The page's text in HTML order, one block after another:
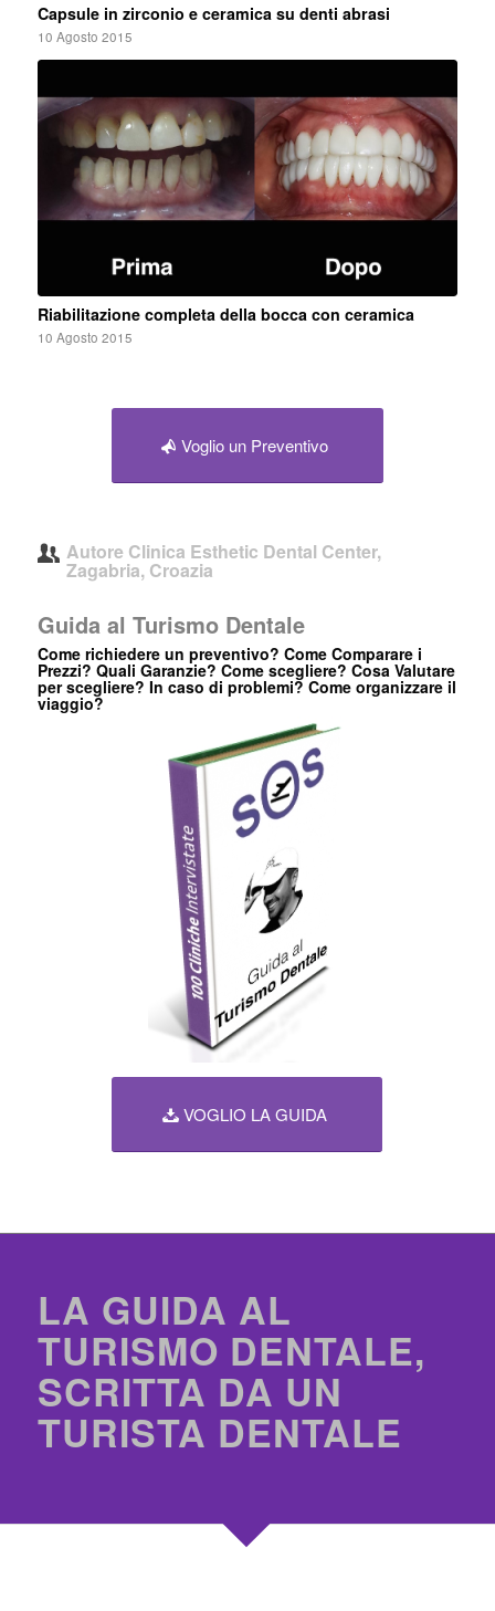
Capsule in zirconio e ceramica su denti abrasi
10 Agosto 2015
Riabilitazione completa della bocca con ceramica
10 Agosto 2015
Voglio un Preventivo
Autore Clinica Esthetic Dental Center,
Zagabria, Croazia
Guida al Turismo Dentale
Come richiedere un preventivo? Come Comparare i
Prezzi? Quali Garanzie? Come scegliere? Cosa Valutare
per scegliere? In caso di problemi? Come organizzare il
viaggio?
VOGLIO LA GUIDA
LA GUIDA AL
TURISMO DENTALE,
SCRITTA DA UN
TURISTA DENTALE